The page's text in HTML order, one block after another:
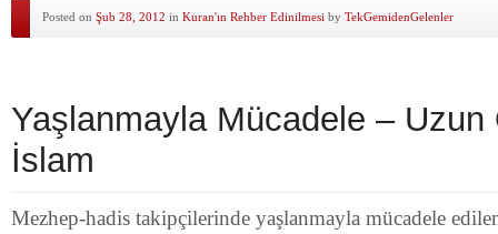
Posted on Şub 28, 2012 in Kuran'ın Rehber Edinilmesi by TekGemidenGelenler
Yaşlanmayla Mücadele – Uzun
İslam
Mezhep-hadis takipçilerinde yaşlanmayla mücadele